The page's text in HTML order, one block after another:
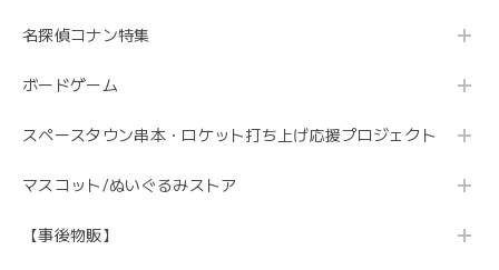
名探偵コナン特集
ボードゲーム
スペースタウン串本・ロケット打ち上げ応援プロジェクト
マスコット/ぬいぐるみストア
【事後物販】